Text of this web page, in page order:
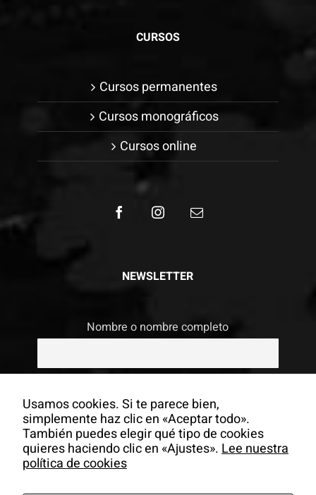
CURSOS
Cursos permanentes
Cursos monográficos
Cursos online
NEWSLETTER
Nombre o nombre completo
Si continúas, aceptas la política de
privacidad
Usamos cookies. Si te parece bien,
simplemente haz clic en «Aceptar todo».
También puedes elegir qué tipo de cookies
quieres haciendo clic en «Ajustes».Lee nuestra
política de cookies